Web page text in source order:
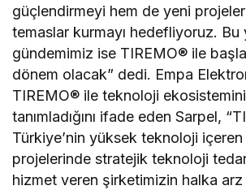
güçlendirmeyi hem de yeni
temaslar kurmayı hedefliyoruz. Bu
gündemimiz ise TIREMO® ile
dönem olacak” dedi. Empa
TIREMO® ile teknoloji
tanımladığını ifade eden Sarpel,
Türkiye’nin yüksek teknoloji
projelerinde stratejik teknoloji
hizmet veren şirketimizin halka arz